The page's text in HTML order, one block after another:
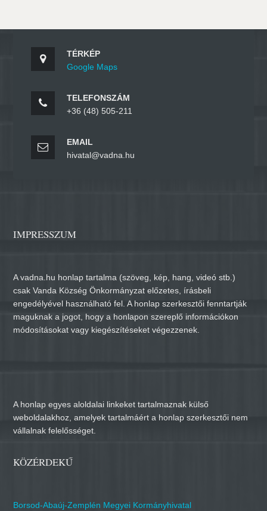
TÉRKÉP
Google Maps
TELEFONSZÁM
+36 (48) 505-211
EMAIL
hivatal@vadna.hu
IMPRESSZUM
A vadna.hu honlap tartalma (szöveg, kép, hang, videó stb.)
csak Vanda Község Önkormányzat előzetes, írásbeli
engedélyével használható fel. A honlap szerkesztői fenntartják
maguknak a jogot, hogy a honlapon szereplő információkon
módosításokat vagy kiegészítéseket végezzenek.
A honlap egyes aloldalai linkeket tartalmaznak külső
weboldalakhoz, amelyek tartalmáért a honlap szerkesztői nem
vállalnak felelősséget.
KÖZÉRDEKŰ
Borsod-Abaúj-Zemplén Megyei Kormányhivatal